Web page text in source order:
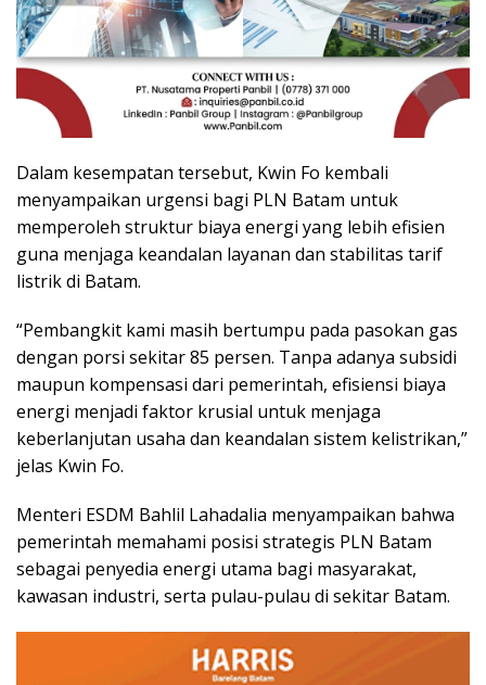
Dalam kesempatan tersebut, Kwin Fo kembali
menyampaikan urgensi bagi PLN Batam untuk
memperoleh struktur biaya energi yang lebih efisien
guna menjaga keandalan layanan dan stabilitas tarif
listrik di Batam.
“Pembangkit kami masih bertumpu pada pasokan gas
dengan porsi sekitar 85 persen. Tanpa adanya subsidi
maupun kompensasi dari pemerintah, efisiensi biaya
energi menjadi faktor krusial untuk menjaga
keberlanjutan usaha dan keandalan sistem kelistrikan,”
jelas Kwin Fo.
Menteri ESDM Bahlil Lahadalia menyampaikan bahwa
pemerintah memahami posisi strategis PLN Batam
sebagai penyedia energi utama bagi masyarakat,
kawasan industri, serta pulau-pulau di sekitar Batam.